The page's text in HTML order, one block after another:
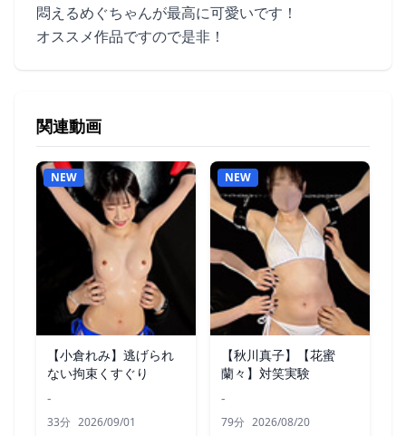
悶えるめぐちゃんが最高に可愛いです！
オススメ作品ですので是非！
関連動画
NEW
【小倉れみ】逃げられ
ない拘束くすぐり
-
33分 2026/09/01
NEW
【秋川真子】【花蜜
蘭々】対笑実験
-
79分 2026/08/20